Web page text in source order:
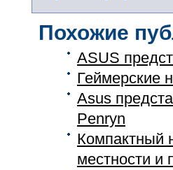
Похожие
ASUS
Геймерские
Asus
Penryn
Компактный
местности и